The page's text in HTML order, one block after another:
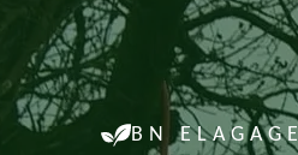
BN ELAGAGE